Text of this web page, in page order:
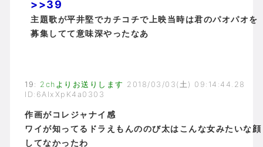
>>39
主題歌が平井堅でカチコチで上映当時は君のパオパオを
募集してて意味深やったなあ
19 : 2chよりお送りします 2018/03/03(土) 09:14:44.28
ID:6AIxXpK4a0303
作画がコレジャナイ感
ワイが知ってるドラえもんののび太はこんな女みたいな顔
してなかったわ